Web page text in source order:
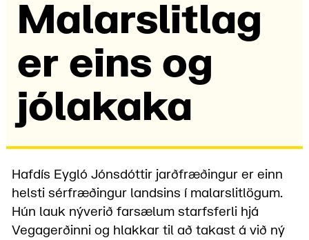
Malars­litlag
er eins og
jólakaka
Haf­dís Eygló Jóns­dóttir jarðfræðingur er einn
helsti sérfræðingur landsins í malarslitlögum.
Hún lauk nýverið farsælum starfsferli hjá
Vegagerðinni og hlakkar til að takast á við ný